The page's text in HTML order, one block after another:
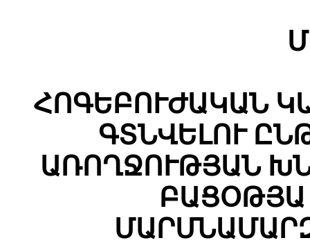
ՀՈԳԵԲՈՒԺԱԿԱՆ
ԳՏՆՎԵԼՈՒ
ԱՌՈՂՋՈՒԹՅԱՆ
ԲԱՑՕԹՅԱ